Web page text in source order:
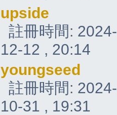
upside
註冊時間: 2024-
12-12 , 20:14
youngseed
註冊時間: 2024-
10-31 , 19:31